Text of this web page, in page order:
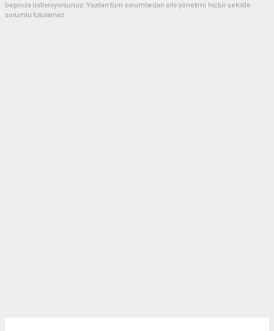
başınıza üstleniyorsunuz. Yazılan tüm yorumlardan site yönetimi hiçbir şekilde
sorumlu tutulamaz.